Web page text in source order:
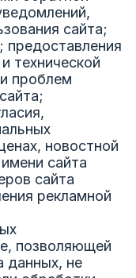
сайта;
предоставления
технической
проблем
новостной
сайта
сайта
рекламной
позволяющей
данных, не